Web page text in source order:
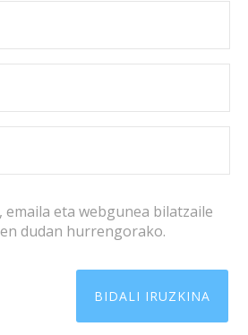
emaila eta webgunea bilatzaile
dudan hurrengorako.